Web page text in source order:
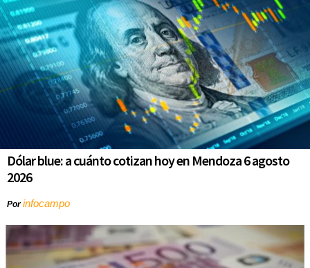
Dólar blue: a cuánto cotizan hoy en Mendoza 6 agosto
2026
Porinfocampo